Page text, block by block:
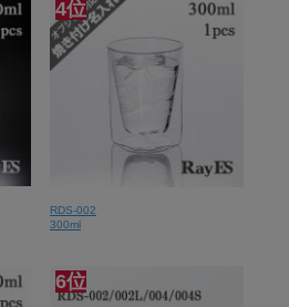
4位
RDS-002
300ml
6位